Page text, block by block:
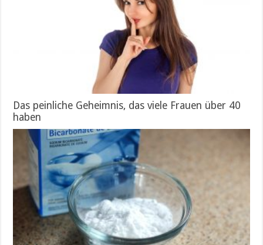
Das peinliche Geheimnis, das viele Frauen über 40
haben